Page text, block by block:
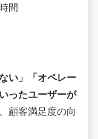
間
い」「オペレー
ったユーザーが
顧客満足度の向